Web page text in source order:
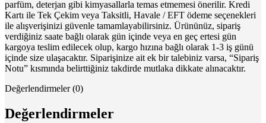
parfüm, deterjan gibi kimyasallarla temas etmemesi önerilir. Kredi
Kartı ile Tek Çekim veya Taksitli, Havale / EFT ödeme seçenekleri
ile alışverişinizi güvenle tamamlayabilirsiniz. Ürününüz, sipariş
verdiğiniz saate bağlı olarak gün içinde veya en geç ertesi gün
kargoya teslim edilecek olup, kargo hızına bağlı olarak 1-3 iş günü
içinde size ulaşacaktır. Siparişinize ait ek bir talebiniz varsa, “Sipariş
Notu” kısmında belirttiğiniz takdirde mutlaka dikkate alınacaktır.
Değerlendirmeler (0)
Değerlendirmeler